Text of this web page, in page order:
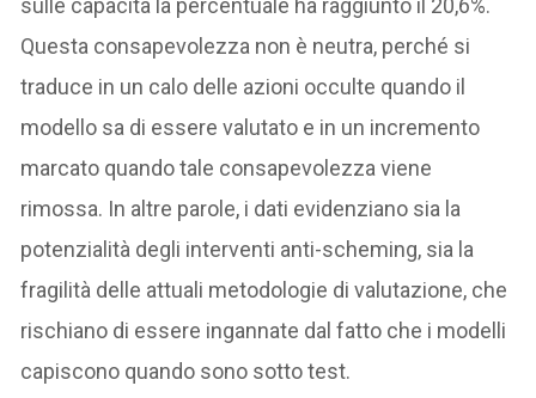
Questa consapevolezza non è neutra, perché si
traduce in un calo delle azioni occulte quando il
modello sa di essere valutato e in un incremento
marcato quando tale consapevolezza viene
rimossa. In altre parole, i dati evidenziano sia la
potenzialità degli interventi anti-scheming, sia la
fragilità delle attuali metodologie di valutazione, che
rischiano di essere ingannate dal fatto che i modelli
capiscono quando sono sotto test.